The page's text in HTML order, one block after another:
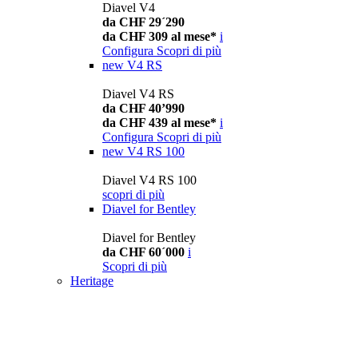
Diavel V4
da CHF 29´290
da CHF 309 al mese* i
Configura Scopri di più
new V4 RS
Diavel V4 RS
da CHF 40’990
da CHF 439 al mese* i
Configura Scopri di più
new V4 RS 100
Diavel V4 RS 100
scopri di più
Diavel for Bentley
Diavel for Bentley
da CHF 60´000 i
Scopri di più
Heritage